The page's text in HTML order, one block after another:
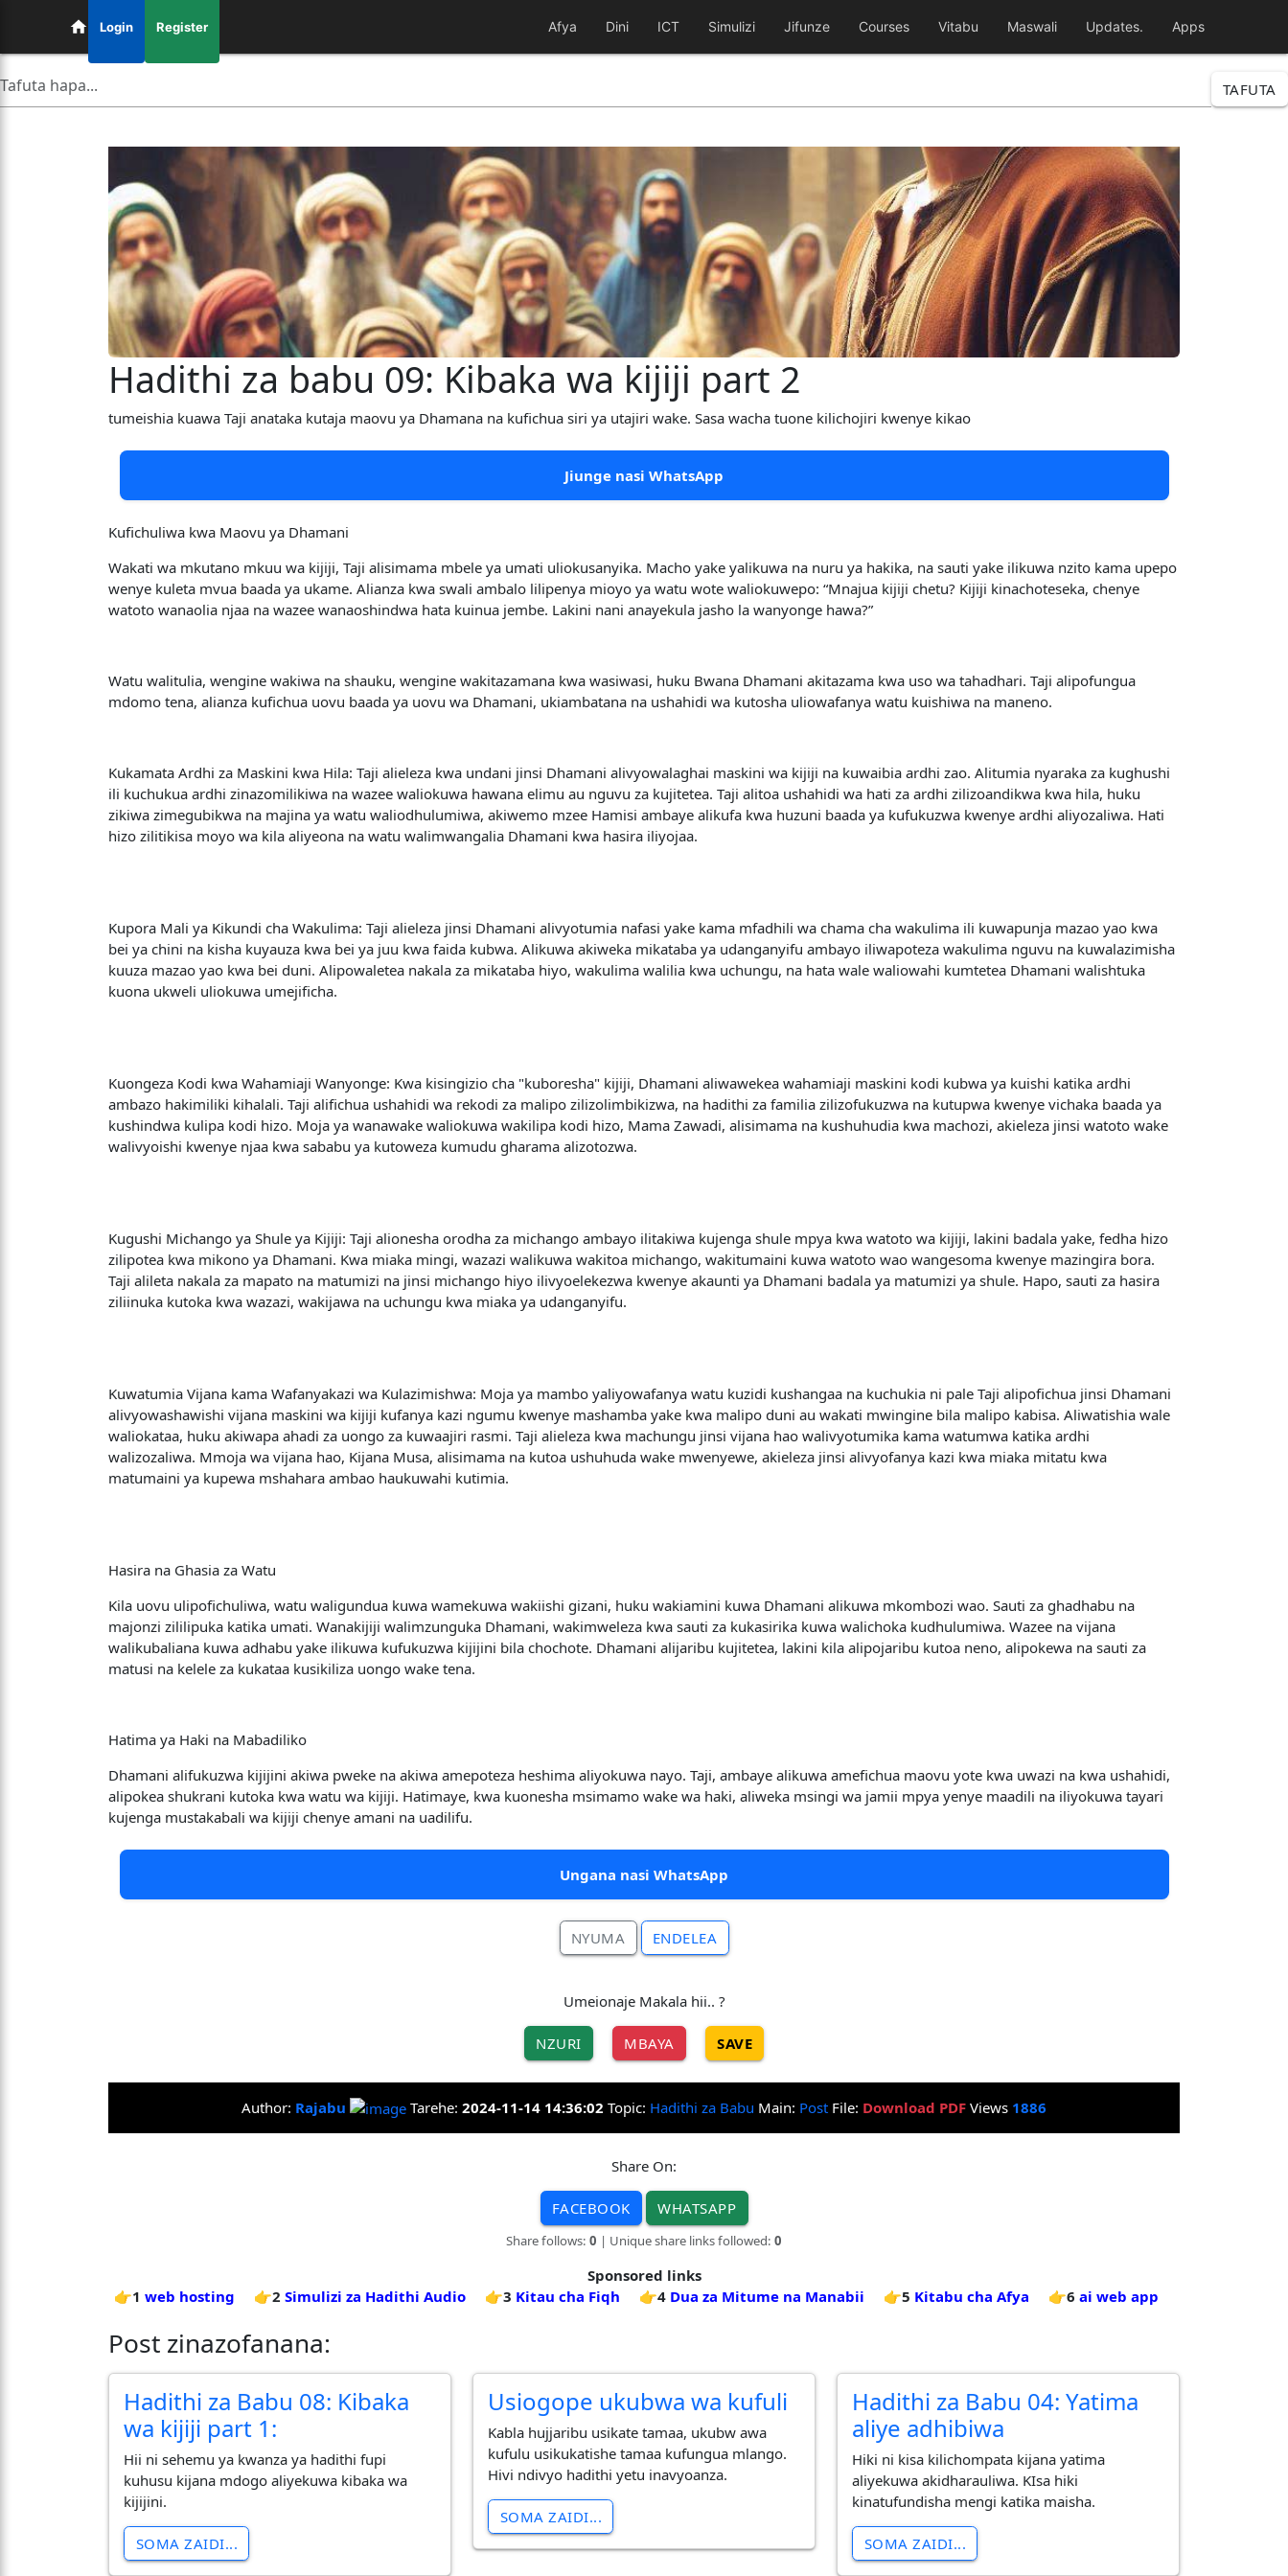
Login Register Afya Dini ICT Simulizi Jifunze Courses Vitabu Maswali Updates. Apps
TAFUTA
Hadithi za babu 09: Kibaka wa kijiji part 2
tumeishia kuawa Taji anataka kutaja maovu ya Dhamana na kufichua siri ya utajiri wake. Sasa wacha tuone kilichojiri kwenye kikao
Jiunge nasi WhatsApp
Kufichuliwa kwa Maovu ya Dhamani
Wakati wa mkutano mkuu wa kijiji, Taji alisimama mbele ya umati uliokusanyika. Macho yake yalikuwa na nuru ya hakika, na sauti yake ilikuwa nzito kama upepo
wenye kuleta mvua baada ya ukame. Alianza kwa swali ambalo lilipenya mioyo ya watu wote waliokuwepo: “Mnajua kijiji chetu? Kijiji kinachoteseka, chenye
watoto wanaolia njaa na wazee wanaoshindwa hata kuinua jembe. Lakini nani anayekula jasho la wanyonge hawa?”
Watu walitulia, wengine wakiwa na shauku, wengine wakitazamana kwa wasiwasi, huku Bwana Dhamani akitazama kwa uso wa tahadhari. Taji alipofungua
mdomo tena, alianza kufichua uovu baada ya uovu wa Dhamani, ukiambatana na ushahidi wa kutosha uliowafanya watu kuishiwa na maneno.
Kukamata Ardhi za Maskini kwa Hila: Taji alieleza kwa undani jinsi Dhamani alivyowalaghai maskini wa kijiji na kuwaibia ardhi zao. Alitumia nyaraka za kughushi
ili kuchukua ardhi zinazomilikiwa na wazee waliokuwa hawana elimu au nguvu za kujitetea. Taji alitoa ushahidi wa hati za ardhi zilizoandikwa kwa hila, huku
zikiwa zimegubikwa na majina ya watu waliodhulumiwa, akiwemo mzee Hamisi ambaye alikufa kwa huzuni baada ya kufukuzwa kwenye ardhi aliyozaliwa. Hati
hizo zilitikisa moyo wa kila aliyeona na watu walimwangalia Dhamani kwa hasira iliyojaa.
Kupora Mali ya Kikundi cha Wakulima: Taji alieleza jinsi Dhamani alivyotumia nafasi yake kama mfadhili wa chama cha wakulima ili kuwapunja mazao yao kwa
bei ya chini na kisha kuyauza kwa bei ya juu kwa faida kubwa. Alikuwa akiweka mikataba ya udanganyifu ambayo iliwapoteza wakulima nguvu na kuwalazimisha
kuuza mazao yao kwa bei duni. Alipowaletea nakala za mikataba hiyo, wakulima walilia kwa uchungu, na hata wale waliowahi kumtetea Dhamani walishtuka
kuona ukweli uliokuwa umejificha.
Kuongeza Kodi kwa Wahamiaji Wanyonge: Kwa kisingizio cha "kuboresha" kijiji, Dhamani aliwawekea wahamiaji maskini kodi kubwa ya kuishi katika ardhi
ambazo hakimiliki kihalali. Taji alifichua ushahidi wa rekodi za malipo zilizolimbikizwa, na hadithi za familia zilizofukuzwa na kutupwa kwenye vichaka baada ya
kushindwa kulipa kodi hizo. Moja ya wanawake waliokuwa wakilipa kodi hizo, Mama Zawadi, alisimama na kushuhudia kwa machozi, akieleza jinsi watoto wake
walivyoishi kwenye njaa kwa sababu ya kutoweza kumudu gharama alizotozwa.
Kugushi Michango ya Shule ya Kijiji: Taji alionesha orodha za michango ambayo ilitakiwa kujenga shule mpya kwa watoto wa kijiji, lakini badala yake, fedha hizo
zilipotea kwa mikono ya Dhamani. Kwa miaka mingi, wazazi walikuwa wakitoa michango, wakitumaini kuwa watoto wao wangesoma kwenye mazingira bora.
Taji alileta nakala za mapato na matumizi na jinsi michango hiyo ilivyoelekezwa kwenye akaunti ya Dhamani badala ya matumizi ya shule. Hapo, sauti za hasira
ziliinuka kutoka kwa wazazi, wakijawa na uchungu kwa miaka ya udanganyifu.
Kuwatumia Vijana kama Wafanyakazi wa Kulazimishwa: Moja ya mambo yaliyowafanya watu kuzidi kushangaa na kuchukia ni pale Taji alipofichua jinsi Dhamani
alivyowashawishi vijana maskini wa kijiji kufanya kazi ngumu kwenye mashamba yake kwa malipo duni au wakati mwingine bila malipo kabisa. Aliwatishia wale
waliokataa, huku akiwapa ahadi za uongo za kuwaajiri rasmi. Taji alieleza kwa machungu jinsi vijana hao walivyotumika kama watumwa katika ardhi
walizozaliwa. Mmoja wa vijana hao, Kijana Musa, alisimama na kutoa ushuhuda wake mwenyewe, akieleza jinsi alivyofanya kazi kwa miaka mitatu kwa
matumaini ya kupewa mshahara ambao haukuwahi kutimia.
Hasira na Ghasia za Watu
Kila uovu ulipofichuliwa, watu waligundua kuwa wamekuwa wakiishi gizani, huku wakiamini kuwa Dhamani alikuwa mkombozi wao. Sauti za ghadhabu na
majonzi zililipuka katika umati. Wanakijiji walimzunguka Dhamani, wakimweleza kwa sauti za kukasirika kuwa walichoka kudhulumiwa. Wazee na vijana
walikubaliana kuwa adhabu yake ilikuwa kufukuzwa kijijini bila chochote. Dhamani alijaribu kujitetea, lakini kila alipojaribu kutoa neno, alipokewa na sauti za
matusi na kelele za kukataa kusikiliza uongo wake tena.
Hatima ya Haki na Mabadiliko
Dhamani alifukuzwa kijijini akiwa pweke na akiwa amepoteza heshima aliyokuwa nayo. Taji, ambaye alikuwa amefichua maovu yote kwa uwazi na kwa ushahidi,
alipokea shukrani kutoka kwa watu wa kijiji. Hatimaye, kwa kuonesha msimamo wake wa haki, aliweka msingi wa jamii mpya yenye maadili na iliyokuwa tayari
kujenga mustakabali wa kijiji chenye amani na uadilifu.
Ungana nasi WhatsApp
NYUMA ENDELEA
Umeionaje Makala hii.. ?
NZURI MBAYA SAVE
Author: Rajabu Tarehe: 2024-11-14 14:36:02 Topic: Hadithi za Babu Main: Post File: Download PDF Views 1886
Share On:
FACEBOOK WHATSAPP
Share follows: 0 | Unique share links followed: 0
Sponsored links
👉1 web hosting 👉2 Simulizi za Hadithi Audio 👉3 Kitau cha Fiqh 👉4 Dua za Mitume na Manabii 👉5 Kitabu cha Afya 👉6 ai web app
Post zinazofanana:
Hadithi za Babu 08: Kibaka
wa kijiji part 1:
Hii ni sehemu ya kwanza ya hadithi fupi
kuhusu kijana mdogo aliyekuwa kibaka wa
kijijini.
SOMA ZAIDI...
Usiogope ukubwa wa kufuli
Kabla hujjaribu usikate tamaa, ukubw awa
kufulu usikukatishe tamaa kufungua mlango.
Hivi ndivyo hadithi yetu inavyoanza.
SOMA ZAIDI...
Hadithi za Babu 04: Yatima
aliye adhibiwa
Hiki ni kisa kilichompata kijana yatima
aliyekuwa akidharauliwa. KIsa hiki
kinatufundisha mengi katika maisha.
SOMA ZAIDI...